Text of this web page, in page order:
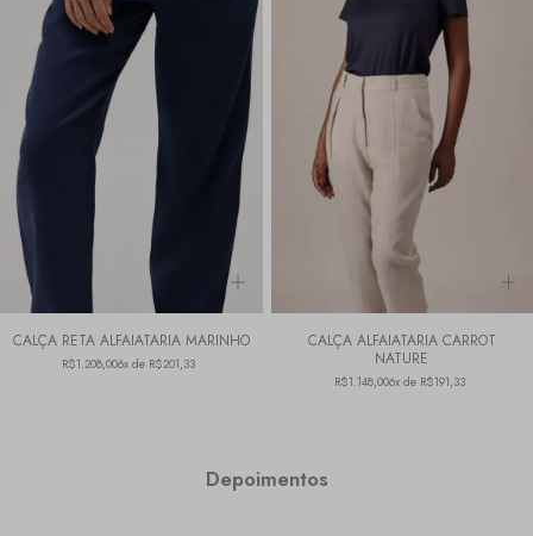
CALÇA RETA ALFAIATARIA MARINHO
R$1.208,006x de R$201,33
CALÇA ALFAIATARIA CARROT
NATURE
R$1.148,006x de R$191,33
Depoimentos